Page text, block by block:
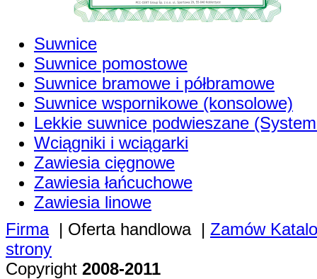
Suwnice
Suwnice pomostowe
Suwnice bramowe i półbramowe
Suwnice wspornikowe (konsolowe)
Lekkie suwnice podwieszane
Wciągniki i wciągarki
Zawiesia cięgnowe
Zawiesia łańcuchowe
Zawiesia linowe
Firma| Oferta handlowa| Zamów
strony
Copyright 2008-2011